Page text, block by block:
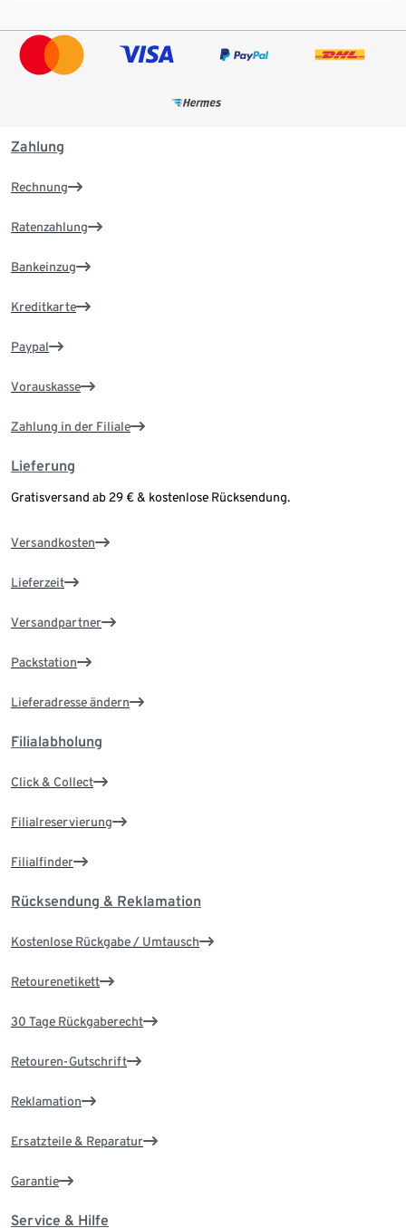
Zahlung
Rechnung
Ratenzahlung
Bankeinzug
Kreditkarte
Paypal
Vorauskasse
Zahlung in der Filiale
Lieferung
Gratisversand ab 29 € & kostenlose Rücksendung.
Versandkosten
Lieferzeit
Versandpartner
Packstation
Lieferadresse ändern
Filialabholung
Click & Collect
Filialreservierung
Filialfinder
Rücksendung & Reklamation
Kostenlose Rückgabe / Umtausch
Retourenetikett
30 Tage Rückgaberecht
Retouren-Gutschrift
Reklamation
Ersatzteile & Reparatur
Garantie
Service & Hilfe